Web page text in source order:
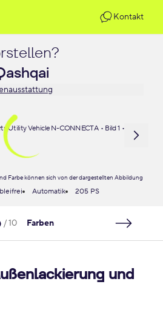
Kontakt
Farbe können sich von der dargestellten Abbildung
bleifrei Automatik 205 PS
/ 10 Farben
und